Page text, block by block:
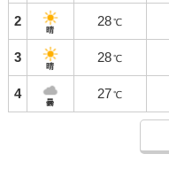
2
晴
28 ℃
3
晴
28 ℃
4
曇
27 ℃